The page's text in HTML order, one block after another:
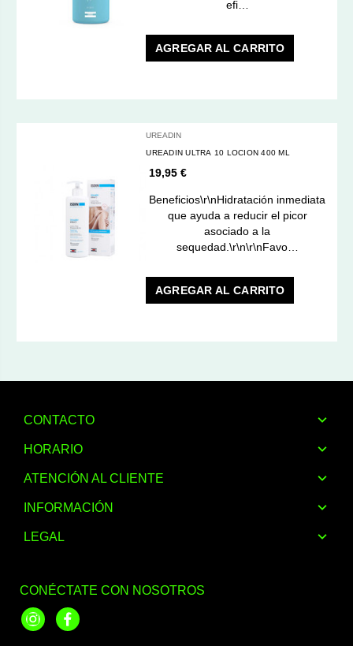
efi…
AGREGAR AL CARRITO
UREADIN
UREADIN ULTRA 10 LOCION 400 ML
19,95 €
Beneficios\r\nHidratación inmediata
que ayuda a reducir el picor
asociado a la
sequedad.\r\n\r\nFavo…
AGREGAR AL CARRITO
CONTACTO
HORARIO
ATENCIÓN AL CLIENTE
INFORMACIÓN
LEGAL
CONÉCTATE CON NOSOTROS
InstagramFacebook